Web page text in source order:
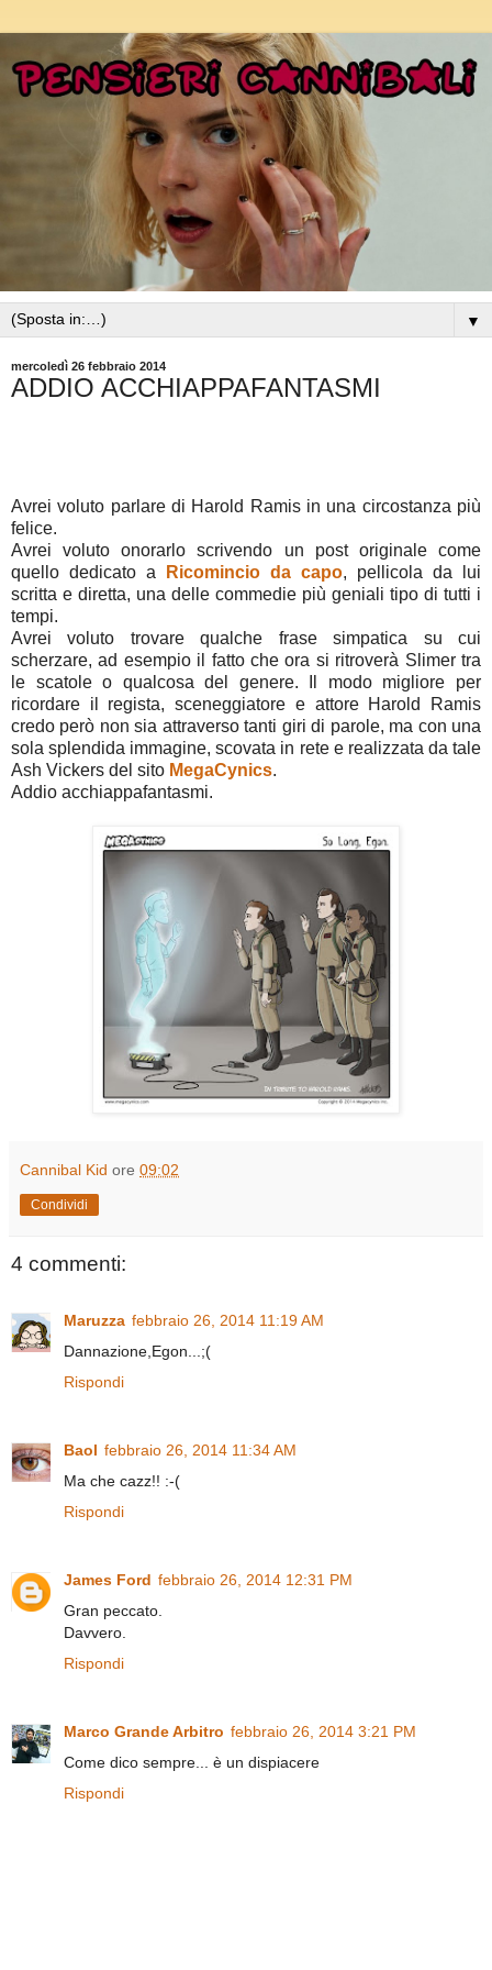
▼
mercoledì 26 febbraio 2014
ADDIO ACCHIAPPAFANTASMI
Avrei voluto parlare di Harold Ramis in una circostanza più
felice.
Avrei voluto onorarlo scrivendo un post originale come
quello dedicato a
Ricomincio da capo, pellicola da lui
scritta e diretta, una delle commedie più geniali tipo di tutti i
tempi.
Avrei voluto trovare qualche frase simpatica su cui
scherzare, ad esempio il fatto che ora si ritroverà Slimer tra
le scatole o qualcosa del genere. Il modo migliore per
ricordare il regista, sceneggiatore e attore Harold Ramis
credo però non sia attraverso tanti giri di parole, ma con una
sola splendida immagine, scovata in rete e realizzata da tale
Ash Vickers del sito MegaCynics.
Addio acchiappafantasmi.
Cannibal Kid ore 09:02
Condividi
4 commenti:
Maruzza febbraio 26, 2014 11:19 AM
Dannazione,Egon...;(
Rispondi
Baol febbraio 26, 2014 11:34 AM
Ma che cazz!! :-(
Rispondi
James Ford febbraio 26, 2014 12:31 PM
Gran peccato.
Davvero.
Rispondi
Marco Grande Arbitro febbraio 26, 2014 3:21 PM
Come dico sempre... è un dispiacere
Rispondi